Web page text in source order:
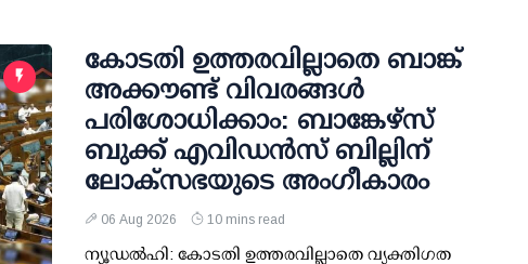
കോടതി ഉത്തരവില്ലാതെ ബാങ്ക്
അക്കൗണ്ട് വിവരങ്ങള്‍
പരിശോധിക്കാം: ബാങ്കേഴ്സ്
ബുക്ക് എവിഡന്‍സ് ബില്ലിന്
ലോക്സഭയുടെ അംഗീകാരം
06 Aug 2026 10 mins read
ന്യൂഡല്‍ഹി: കോടതി ഉത്തരവില്ലാതെ വ്യക്തിഗത